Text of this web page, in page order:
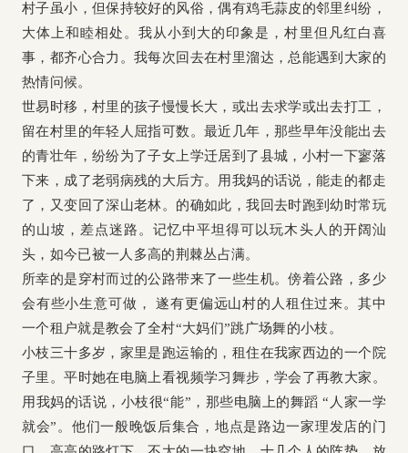
村子虽小，但保持较好的风俗，偶有鸡毛蒜皮的邻里纠纷，
大体上和睦相处。我从小到大的印象是，村里但凡红白喜
事，都齐心合力。我每次回去在村里溜达，总能遇到大家的
热情问候。
世易时移，村里的孩子慢慢长大，或出去求学或出去打工，
留在村里的年轻人屈指可数。最近几年，那些早年没能出去
的青壮年，纷纷为了子女上学迁居到了县城，小村一下寥落
下来，成了老弱病残的大后方。用我妈的话说，能走的都走
了，又变回了深山老林。的确如此，我回去时跑到幼时常玩
的山坡，差点迷路。记忆中平坦得可以玩木头人的开阔汕
头，如今已被一人多高的荆棘丛占满。
所幸的是穿村而过的公路带来了一些生机。傍着公路，多少
会有些小生意可做， 遂有更偏远山村的人租住过来。其中
一个租户就是教会了全村“大妈们”跳广场舞的小枝。
小枝三十多岁，家里是跑运输的，租住在我家西边的一个院
子里。平时她在电脑上看视频学习舞步，学会了再教大家。
用我妈的话说，小枝很“能”，那些电脑上的舞蹈 “人家一学
就会”。他们一般晚饭后集合，地点是路边一家理发店的门